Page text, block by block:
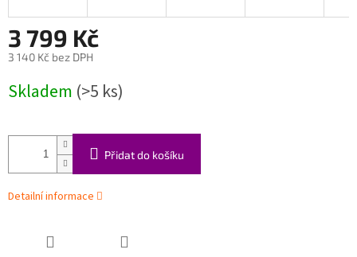
3 799 Kč
3 140 Kč bez DPH
cena:
Skladem (>5 ks)
Přidat do košíku
Detailní informace